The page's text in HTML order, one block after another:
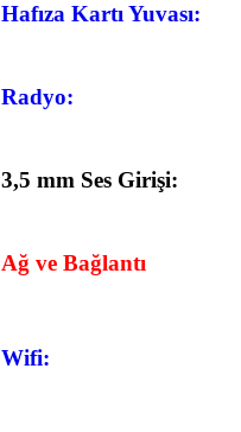
Hafıza Kartı Yuvası:
Radyo:
3,5 mm Ses Girişi:
Ağ ve Bağlantı
Wifi: